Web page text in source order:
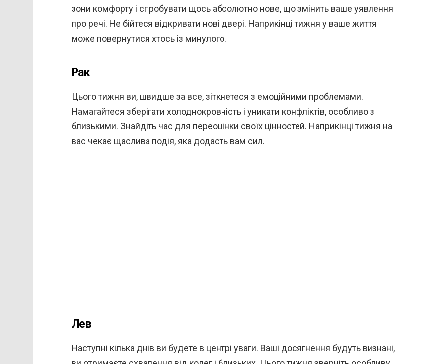
зони комфорту і спробувати щось абсолютно нове, що змінить ваше уявлення
про речі. Не бійтеся відкривати нові двері. Наприкінці тижня у ваше життя
може повернутися хтось із минулого.
Рак
Цього тижня ви, швидше за все, зіткнетеся з емоційними проблемами.
Намагайтеся зберігати холоднокровність і уникати конфліктів, особливо з
близькими. Знайдіть час для переоцінки своїх цінностей. Наприкінці тижня на
вас чекає щаслива подія, яка додасть вам сил.
Лев
Наступні кілька днів ви будете в центрі уваги. Ваші досягнення будуть визнані,